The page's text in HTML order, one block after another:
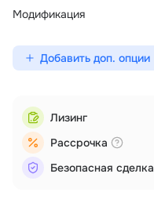
Модификация
Добавить доп. опции
Лизинг
Рассрочка
Безопасная сделка